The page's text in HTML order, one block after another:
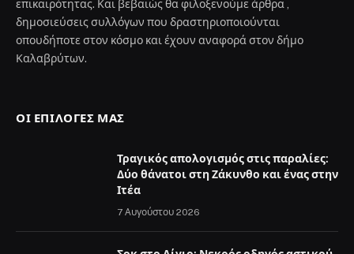
επικαιρότητας. Και βεβαιώς θα φιλοξενούμε άρθρα ,
δημοσιεύσεις συλλόγων που δραστηριοποιούνται
οπουδήποτε στον κόσμο και έχουν αναφορά στον δήμο
Καλαβρύτων.
ΟΙ ΕΠΙΛΟΓΈΣ ΜΑΣ
Τραγικός απολογισμός στις παραλίες:
Δύο θάνατοι στη Ζάκυνθο και ένας στην
Ιτέα
7 Αυγούστου 2026